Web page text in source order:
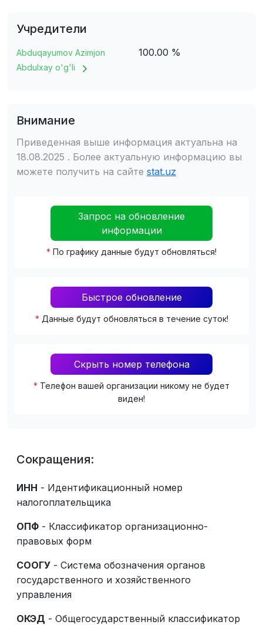
Учредители
Abduqayumov Azimjon
Abdulxay o'g'li
100.00 %
Внимание
Приведенная выше информация актуальна на
18.08.2025 . Более актуальную информацию вы
можете получить на сайте stat.uz
Запрос на обновление
информации
* По графику данные будут обновляться!
Быстрое обновление
* Данные будут обновляться в течение суток!
Скрыть номер телефона
* Телефон вашей организации никому не будет
виден!
Сокращения:
ИНН - Идентификационный номер
налогоплательщика
ОПФ - Классификатор организационно-
правовых форм
СООГУ - Система обозначения органов
государственного и хозяйственного
управления
ОКЭД - Общегосударственный классификатор